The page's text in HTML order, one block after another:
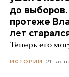
до выборов.
протеже
лет
Теперь его
ИСТОРИИ 21 час